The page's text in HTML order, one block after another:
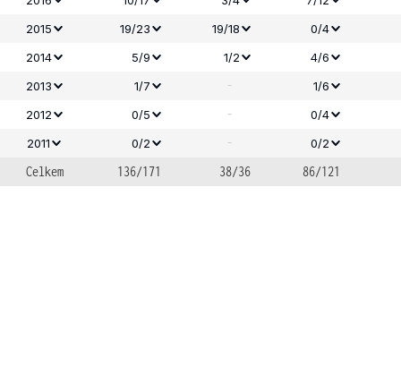
2015
19/23 19/18
0/4
2014
5/9 1/2
4/6
2013
1/7 -
1/6
2012
0/5 -
0/4
2011
0/2 - 0/2
Celkem 136/171 38/36 86/121